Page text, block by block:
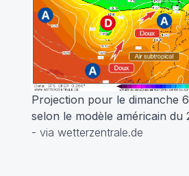
Projection pour le dimanche
selon le modèle américain du
- via wetterzentrale.de